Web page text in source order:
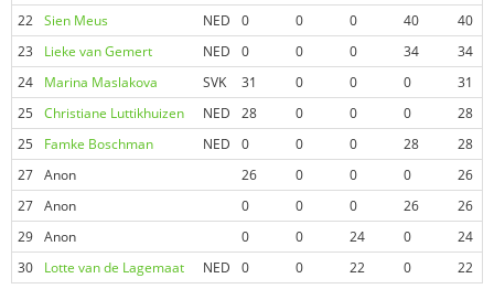
22 Sien Meus NED 0 0 0 40
40
23
Lieke van Gemert NED 0 0 0 34
34
24
Marina Maslakova SVK 31 0 0 0
31
25 Christiane Luttikhuizen NED 28 0 0 0
28
25
Famke Boschman NED 0 0 0 28
28
27 Anon 26 0 0 0
26
27 Anon 0 0 0 26
26
29 Anon 0 0 24 0
24
30
Lotte van de Lagemaat NED 0 0 22 0 22